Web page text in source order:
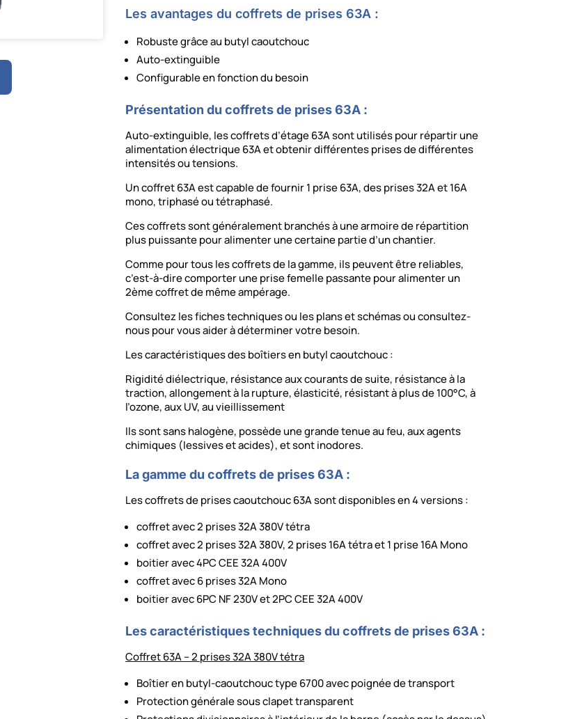
Les avantages du coffrets de prises 63A :
Robuste grâce au butyl caoutchouc
Auto-extinguible
Configurable en fonction du besoin
Présentation du coffrets de prises 63A :
Auto-extinguible, les coffrets d’étage 63A sont utilisés pour répartir une
alimentation électrique 63A et obtenir différentes prises de différentes
intensités ou tensions.
Un coffret 63A est capable de fournir 1 prise 63A, des prises 32A et 16A
mono, triphasé ou tétraphasé.
Ces coffrets sont généralement branchés à une armoire de répartition
plus puissante pour alimenter une certaine partie d’un chantier.
Comme pour tous les coffrets de la gamme, ils peuvent être reliables,
c’est-à-dire comporter une prise femelle passante pour alimenter un
2ème coffret de même ampérage.
Consultez les fiches techniques ou les plans et schémas ou consultez-
nous pour vous aider à déterminer votre besoin.
Les caractéristiques des boîtiers en butyl caoutchouc :
Rigidité diélectrique, résistance aux courants de suite, résistance à la
traction, allongement à la rupture, élasticité, résistant à plus de 100°C, à
l’ozone, aux UV, au vieillissement
Ils sont sans halogène, possède une grande tenue au feu, aux agents
chimiques (lessives et acides), et sont inodores.
La gamme du coffrets de prises 63A :
Les coffrets de prises caoutchouc 63A sont disponibles en 4 versions :
coffret avec 2 prises 32A 380V tétra
coffret avec 2 prises 32A 380V, 2 prises 16A tétra et 1 prise 16A Mono
boitier avec 4PC CEE 32A 400V
coffret avec 6 prises 32A Mono
boitier avec 6PC NF 230V et 2PC CEE 32A 400V
Les caractéristiques techniques du coffrets de prises 63A :
Coffret 63A – 2 prises 32A 380V tétra
Boîtier en butyl-caoutchouc type 6700 avec poignée de transport
Protection générale sous clapet transparent